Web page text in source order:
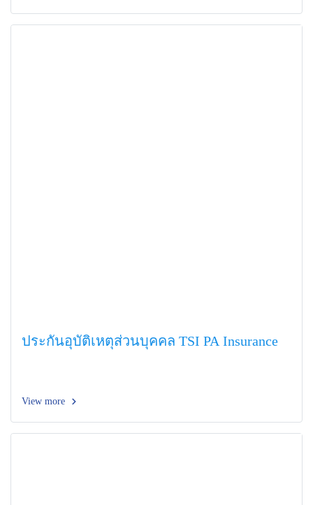
ประกันอุบัติเหตุส่วนบุคคล TSI PA Insurance
View more